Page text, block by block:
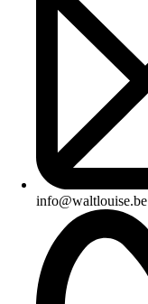
info@waltlouise.be